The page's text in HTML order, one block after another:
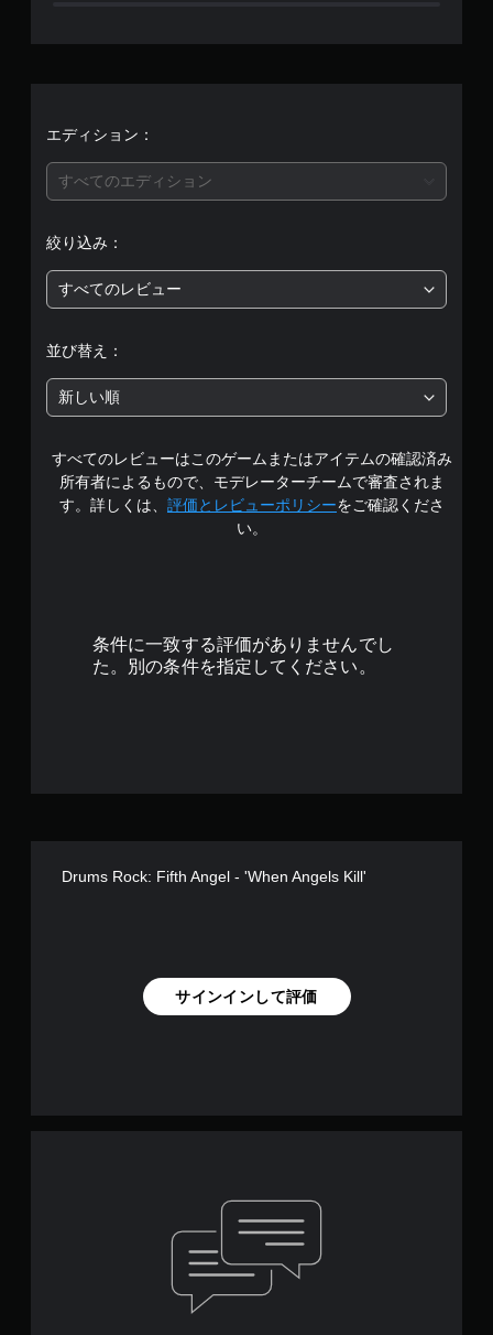
エディション：
すべてのエディション
絞り込み：
すべてのレビュー
並び替え：
新しい順
すべてのレビューはこのゲームまたはアイテムの確認済み
所有者によるもので、モデレーターチームで審査されま
す。詳しくは、 評価とレビューポリシーをご確認くださ
い。
条件に一致する評価がありませんでし
た。別の条件を指定してください。
Drums Rock: Fifth Angel - 'When Angels Kill'
サインインして評価